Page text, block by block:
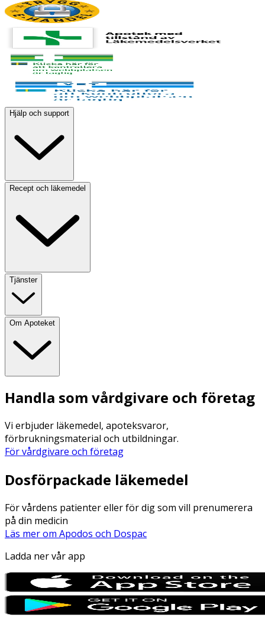
Hjälp och support
Recept och läkemedel
Tjänster
Om Apoteket
Handla som vårdgivare och företag
Vi erbjuder läkemedel, apoteksvaror,
förbrukningsmaterial och utbildningar.
För vårdgivare och företag
Dosförpackade läkemedel
För vårdens patienter eller för dig som vill prenumerera
på din medicin
Läs mer om Apodos och Dospac
Ladda ner vår app